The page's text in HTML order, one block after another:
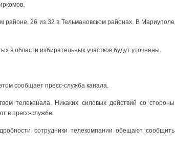
районе, 26 из 32 в Тельмановском районах. В Мариуполе
области избирательных участков будут уточнены.
сообщает пресс-служба канала.
телеканала. Никаких силовых действий со стороны
в пресс-службе.
сотрудники телекомпании обещают сообщить